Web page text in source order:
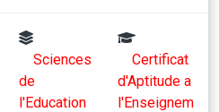
Sciences
de
l'Education
Certificat
d'Aptitude a
l'Enseignem